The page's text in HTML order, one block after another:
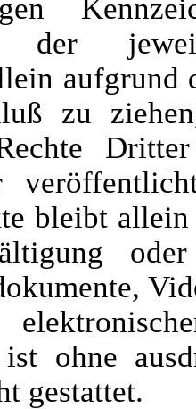
der
aufgrund
zu
bleibt
ohne
gestattet.